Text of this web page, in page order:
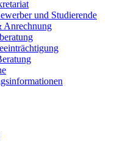
und Studierende
Anrechnung